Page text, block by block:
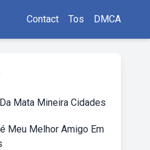
Contact Tos DMCA
Mata Mineira Cidades
Meu Melhor Amigo Em